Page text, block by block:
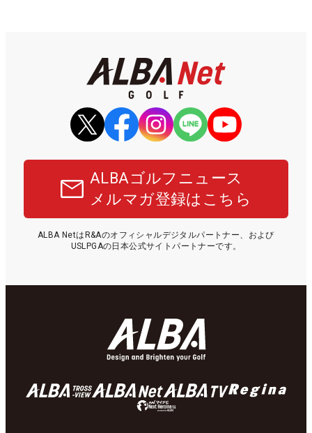
ALBAゴルフニュース
メルマガ登録はこちら
ALBA NetはR&Aのオフィシャルデジタルパートナー、および
USLPGAの日本公式サイトパートナーです。